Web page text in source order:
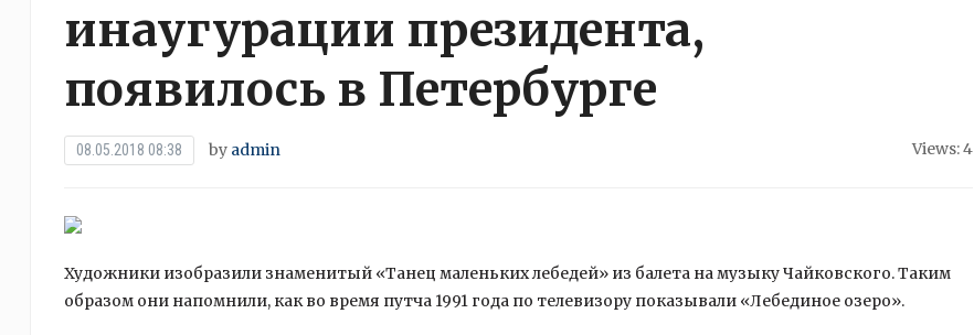
инаугурации президента,
появилось в Петербурге
08.05.2018 08:38 by admin Views: 4
Художники изобразили знаменитый «Танец маленьких лебедей» из балета на музыку Чайковского. Таким
образом они напомнили, как во время путча 1991 года по телевизору показывали «Лебединое озеро».